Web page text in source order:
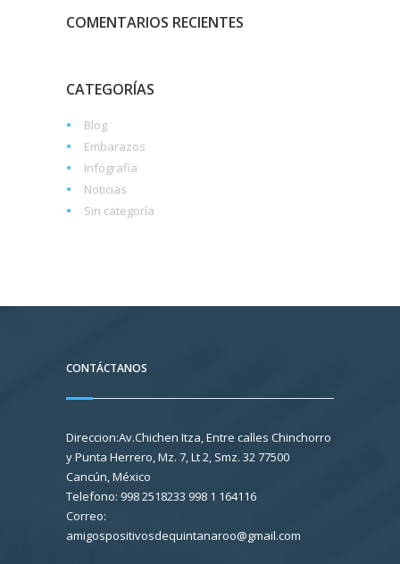
COMENTARIOS RECIENTES
CATEGORÍAS
Blog
Embarazos
Infografia
Noticias
Sin categoría
CONTÁCTANOS
Direccion:Av.Chichen Itza, Entre calles Chinchorro
y Punta Herrero, Mz. 7, Lt 2, Smz. 32 77500
Cancún, México
Telefono: 998 2518233 998 1 164116
Correo:
amigospositivosdequintanaroo@gmail.com